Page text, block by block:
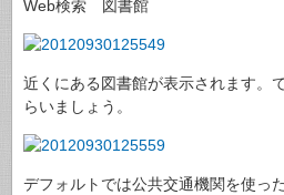
Web検索 図書館
近くにある図書館が表示されます。
らいましょう。
デフォルトでは公共交通機関を使っ